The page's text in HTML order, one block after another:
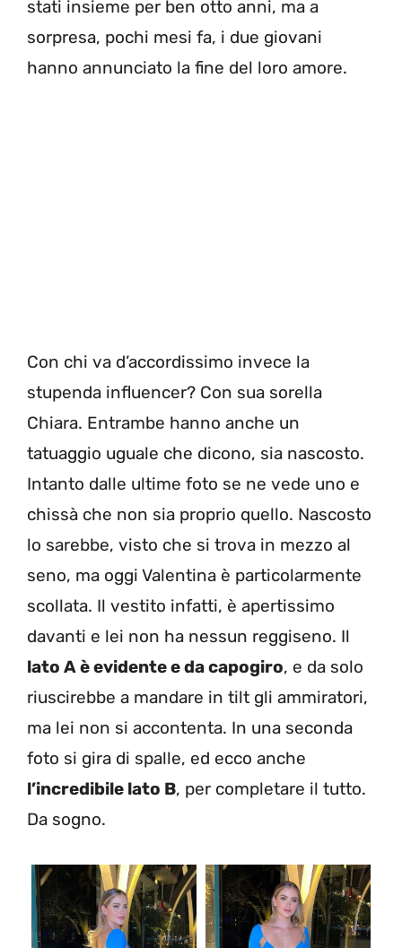
stati insieme per ben otto anni, ma a
sorpresa, pochi mesi fa, i due giovani
hanno annunciato la fine del loro amore.
Con chi va d’accordissimo invece la
stupenda influencer? Con sua sorella
Chiara. Entrambe hanno anche un
tatuaggio uguale che dicono, sia nascosto.
Intanto dalle ultime foto se ne vede uno e
chissà che non sia proprio quello. Nascosto
lo sarebbe, visto che si trova in mezzo al
seno, ma oggi Valentina è particolarmente
scollata. Il vestito infatti, è apertissimo
davanti e lei non ha nessun reggiseno. Il
lato A è evidente e da capogiro, e da solo
riuscirebbe a mandare in tilt gli ammiratori,
ma lei non si accontenta. In una seconda
foto si gira di spalle, ed ecco anche
l’incredibile lato B, per completare il tutto.
Da sogno.